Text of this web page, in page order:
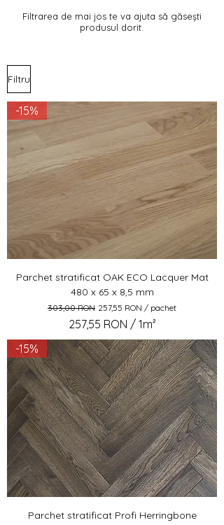
Filtrarea de mai jos te va ajuta să găsești
produsul dorit.
Filtru
-15%
Parchet stratificat OAK ECO Lacquer Mat
480 x 65 x 8,5 mm
Preț normal
303,00 RON Preț redus
257,55 RON / pachet
257,55 RON / 1m²
2
5
7
,
5
5
R
O
N
p
e
m
-15%
Parchet stratificat Profi Herringbone